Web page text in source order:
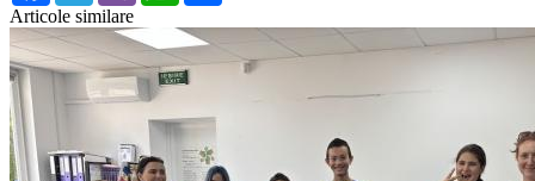
Articole similare